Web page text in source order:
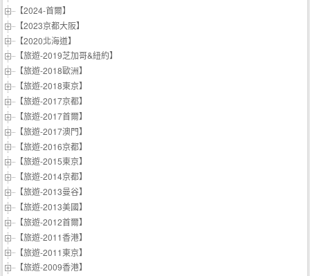
【2024-首爾】
【2023京都大阪】
【2020北海道】
【旅遊-2019芝加哥&紐約】
【旅遊-2018歐洲】
【旅遊-2018東京】
【旅遊-2017京都】
【旅遊-2017首爾】
【旅遊-2017澳門】
【旅遊-2016京都】
【旅遊-2015東京】
【旅遊-2014京都】
【旅遊-2013曼谷】
【旅遊-2013美國】
【旅遊-2012首爾】
【旅遊-2011香港】
【旅遊-2011東京】
【旅遊-2009香港】